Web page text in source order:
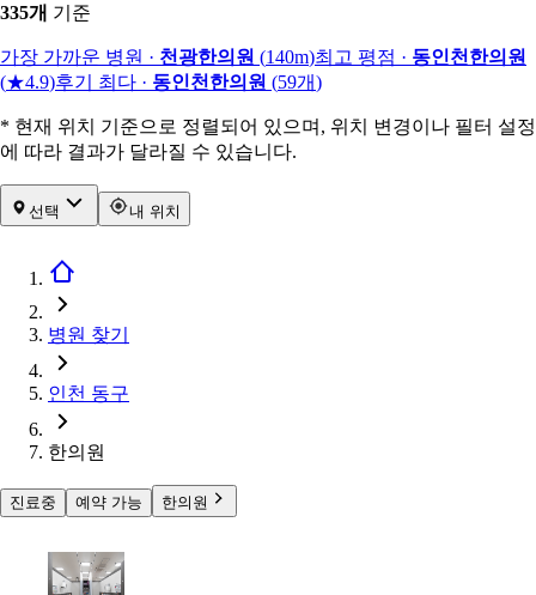
335개 기준
가장 가까운 병원 · 천광한의원 (140m)최고 평점 · 동인천한의원
(★4.9)후기 최다 · 동인천한의원 (59개)
* 현재 위치 기준으로 정렬되어 있으며, 위치 변경이나 필터 설정
에 따라 결과가 달라질 수 있습니다.
선택 내 위치
병원 찾기
인천 동구
한의원
진료중 예약 가능 한의원